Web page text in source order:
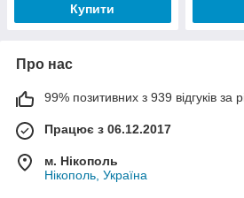
Купити
Про нас
99% позитивних з 939 відгуків за
Працює з 06.12.2017
м. Нікополь
Нікополь, Україна